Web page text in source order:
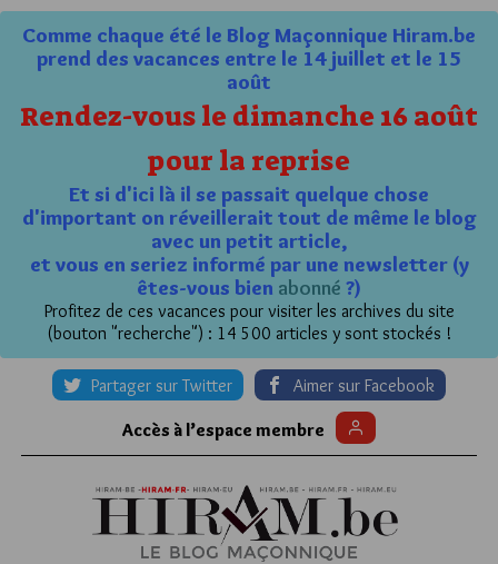
Comme chaque été le Blog Maçonnique Hiram.be
prend des vacances entre le 14 juillet et le 15
août
Rendez-vous le dimanche 16 août
pour la reprise
Et si d'ici là il se passait quelque chose
d'important on réveillerait tout de même le blog
avec un petit article,
et vous en seriez informé par une newsletter (y
êtes-vous bien abonné ?)
Profitez de ces vacances pour visiter les archives du site
(bouton "recherche") : 14 500 articles y sont stockés !
Partager sur Twitter Aimer sur Facebook
Accès à l’espace membre